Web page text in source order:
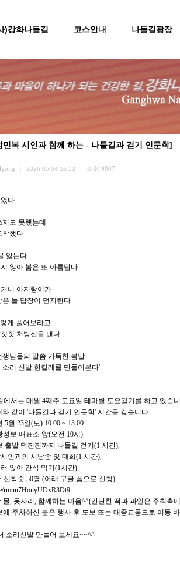
)강화나들길 코스안내 나들길광장
민복 시인과 함께 하는 - 나들길과 걷기 인문학]
2026.05.04 16:53 조회 9887
다
도 못했는데
착했다
앓는다
않아 봄은 또 아름답다
니 아지랑이가
은 늘 답장이 먼저란다
게 풀어보라고
짓 처방전을 낸다
생님들의 말씀 가득한 봄날
소리 신발 한켤레를 만들어본다'
에서는 매월 4째주 토요일 테마별 토요걷기를 하고 있습
와 같이 '나들길과 걷기 인문학' 시간을 갖습니다.
5월 23일(토) 10:00 ~ 13:00
성보 매표소 앞(오전 10시)
출발 덕진진까지 나들길 걷기(1 시간),
인과의 시낭송 및 대화(1 시간),
앉아 간식 먹기(1시간)
선착순 50명 (아래 구글 폼으로 신청)
rmun7HonyUDxR3Dt9
물, 돗자리, 함께하는 마음^^(간단한 떡과 과일은 주최측
에 주차하신 분은 행사 후 도보 또는 대중교통으로 이동
소리신발 만들어 보세요~~^^